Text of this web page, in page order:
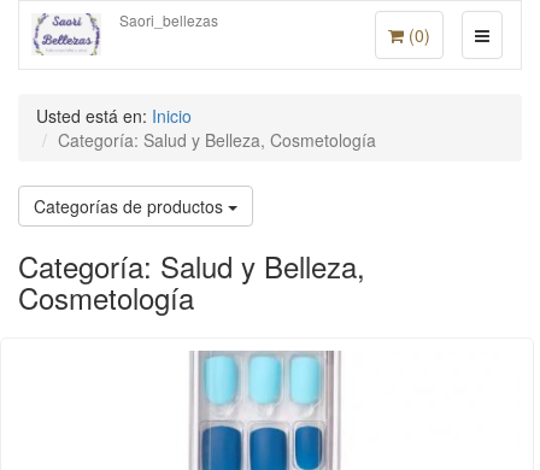
(0)
Saori_bellezas
Usted está en: Inicio
Categoría: Salud y Belleza, Cosmetología
Categorías de productos
Categoría: Salud y Belleza,
Cosmetología